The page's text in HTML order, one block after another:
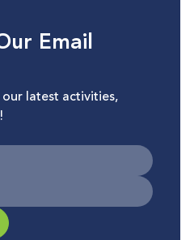
Email
latest activities,